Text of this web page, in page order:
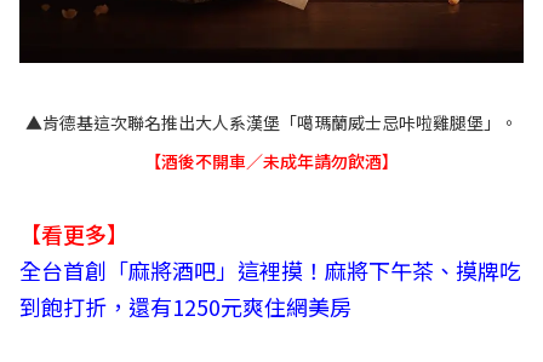
▲肯德基這次聯名推出大人系漢堡「噶瑪蘭威士忌咔啦雞腿堡」。
【酒後不開車／未成年請勿飲酒】
【看更多】
全台首創「麻將酒吧」這裡摸！麻將下午茶、摸牌吃
到飽打折，還有1250元爽住網美房